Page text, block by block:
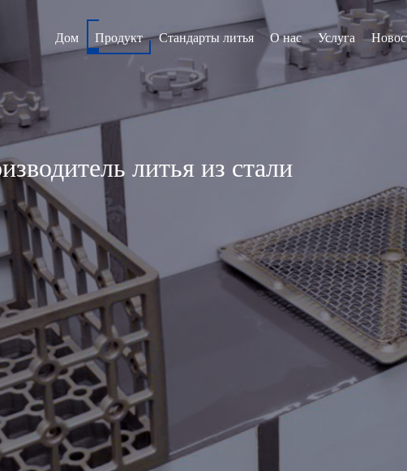
Дом Продукт Стандарты литья О нас Услуга
литья из стали